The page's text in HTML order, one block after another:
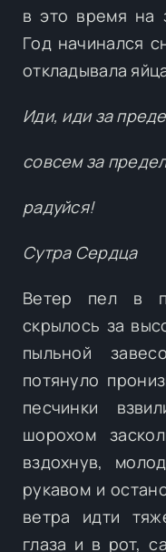
в это время на
Год начинался
откладывала
Иди, иди за
совсем за
радуйся!
Сутра Сердца
Ветер пел в
скрылось за
пыльной
потянуло
песчинки
шорохом
вздохнув,
рукавом и
ветра идти
глаза и в рот,